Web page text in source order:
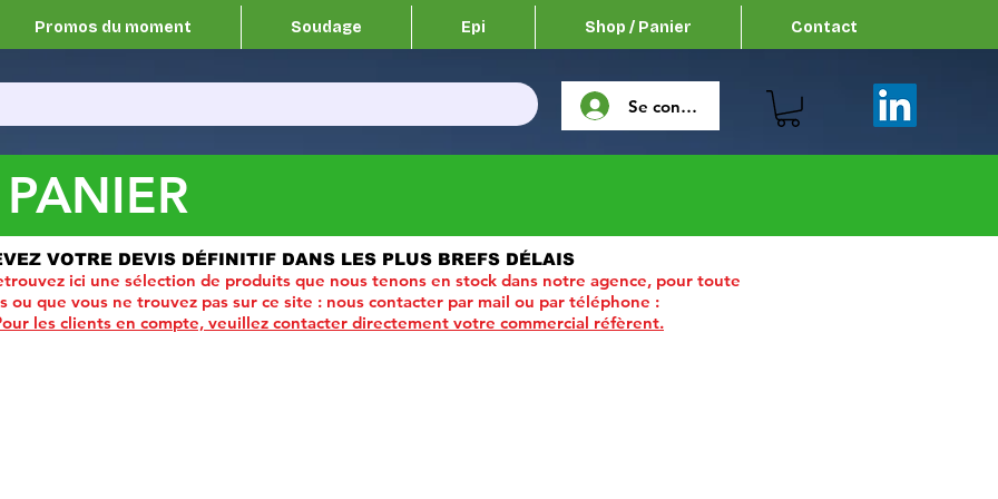
Promos du moment Soudage Epi Shop / Panier Contact
Se connecter
VOTRE DEVIS DÉFINITIF DANS LES PLUS BREFS DÉLAIS
ici une sélection de produits que nous tenons en stock dans notre agence, pour toute
que vous ne trouvez pas sur ce site : nous contacter par mail ou par téléphone :
les clients en compte, veuillez contacter directement votre commercial réfèrent.